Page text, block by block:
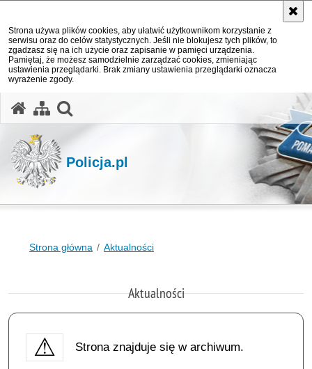
Strona używa plików cookies, aby ułatwić użytkownikom korzystanie z
serwisu oraz do celów statystycznych. Jeśli nie blokujesz tych plików, to
zgadzasz się na ich użycie oraz zapisanie w pamięci urządzenia.
Pamiętaj, że możesz samodzielnie zarządzać cookies, zmieniając
ustawienia przeglądarki. Brak zmiany ustawienia przeglądarki oznacza
wyrażenie zgody.
Policja.pl
Strona główna Aktualności
Aktualności
Strona znajduje się w archiwum.